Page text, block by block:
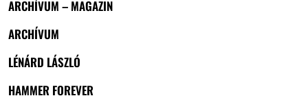
ARCHÍVUM – MAGAZIN
ARCHÍVUM
LÉNÁRD LÁSZLÓ
HAMMER FOREVER